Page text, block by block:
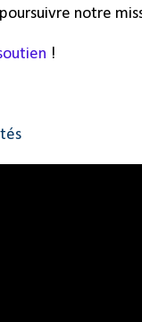
notre
!